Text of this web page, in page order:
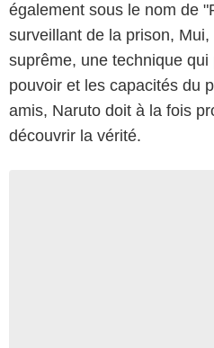
également sous le nom de
surveillant de la prison,
suprême, une technique
pouvoir et les capacités du
amis, Naruto doit à la fois
découvrir la vérité.